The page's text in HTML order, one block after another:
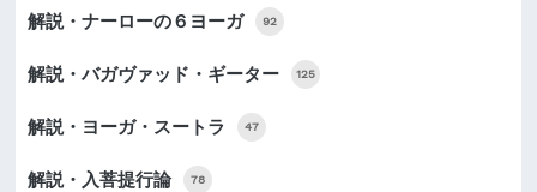
解説・ナーローの６ヨーガ 92
解説・バガヴァッド・ギーター 125
解説・ヨーガ・スートラ 47
解説・入菩提行論 78